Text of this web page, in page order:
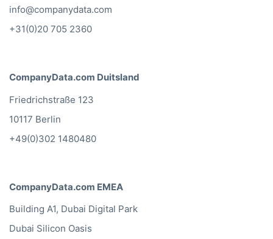
info@companydata.com
+31(0)20 705 2360
CompanyData.com Duitsland
Friedrichstraße 123
10117 Berlin
+49(0)302 1480480
CompanyData.com EMEA
Building A1, Dubai Digital Park
Dubai Silicon Oasis